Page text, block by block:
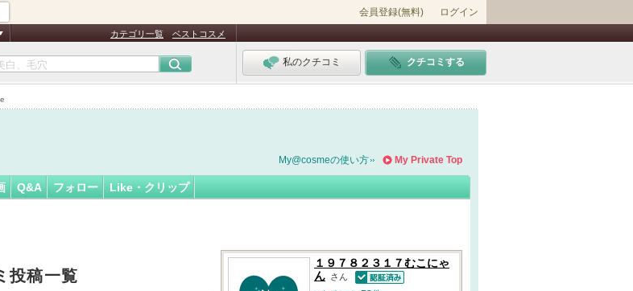
会員登録(無料) ログイン
カテゴリ一覧 ベストコスメ
私のクチコミ クチコミする
…さん
認
証
My Private Top
My@cosmeの使い方
Q&A フォロー Like・クリップ
投稿一覧
１９７８２３１７むこにゃ
ん さん
認証済